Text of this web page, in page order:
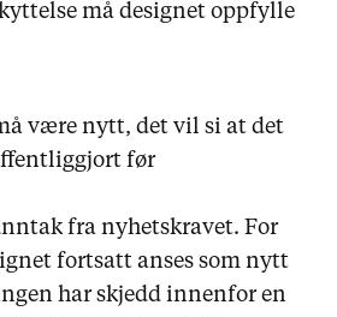
må designet oppfylle
være nytt, det vil si at det
før
fra nyhetskravet. For
fortsatt anses som nytt
har skjedd innenfor en